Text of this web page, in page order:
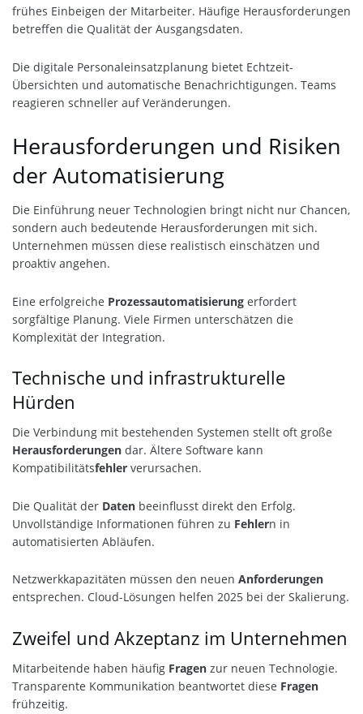
frühes Einbeigen der Mitarbeiter. Häufige Herausforderungen
betreffen die Qualität der Ausgangsdaten.
Die digitale Personaleinsatzplanung bietet Echtzeit-
Übersichten und automatische Benachrichtigungen. Teams
reagieren schneller auf Veränderungen.
Herausforderungen und Risiken
der Automatisierung
Die Einführung neuer Technologien bringt nicht nur Chancen,
sondern auch bedeutende Herausforderungen mit sich.
Unternehmen müssen diese realistisch einschätzen und
proaktiv angehen.
Eine erfolgreiche Prozessautomatisierung erfordert
sorgfältige Planung. Viele Firmen unterschätzen die
Komplexität der Integration.
Technische und infrastrukturelle
Hürden
Die Verbindung mit bestehenden Systemen stellt oft große
Herausforderungen dar. Ältere Software kann
Kompatibilitätsfehler verursachen.
Die Qualität der Daten beeinflusst direkt den Erfolg.
Unvollständige Informationen führen zu Fehlern in
automatisierten Abläufen.
Netzwerkkapazitäten müssen den neuen Anforderungen
entsprechen. Cloud-Lösungen helfen 2025 bei der Skalierung.
Zweifel und Akzeptanz im Unternehmen
Mitarbeitende haben häufig Fragen zur neuen Technologie.
Transparente Kommunikation beantwortet diese Fragen
frühzeitig.